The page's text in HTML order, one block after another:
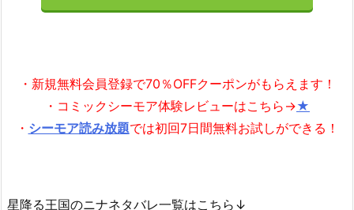
・新規無料会員登録で70％OFFクーポンがもらえます！
・コミックシーモア体験レビューはこちら→★
・ シーモア読み放題では初回7日間無料お試しができる！
星降る王国のニナネタバレ一覧はこちら↓